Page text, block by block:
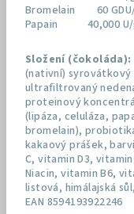
Bromelain 60
Papain 40,000 U/
Složení (čokoláda):
(nativní)
ultrafiltrovaný
proteinový
(lipáza, celuláza,
bromelain),
kakaový prášek,
C, vitamin D3,
Niacin, vitamin B6,
listová, himálajská
EAN 8594193922246